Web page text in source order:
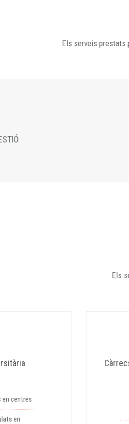
Els serveis prestats
Els
centres
en